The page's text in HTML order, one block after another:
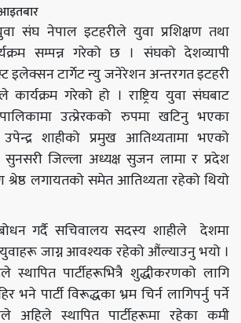
संघ नेपाल इटहरीले युवा प्रशिक्षण तथा
सम्पन्न गरेको छ । संघको देशव्यापी
इलेक्सन टार्गेट न्यु जनेरेशन अन्तरगत इटहरी
गरेको हो । राष्ट्रिय युवा संघबाट
उत्प्रेरकको रुपमा खटिनु भएका
शाहीको प्रमुख आतिथ्यतामा भएको
जिल्ला अध्यक्ष सुजन लामा र प्रदेश
लगायतको समेत आतिथ्यता रहेको थियो
गर्दै सचिवालय सदस्य शाहीले देशमा
जाग्न आवश्यक रहेको औंल्याउनु भयो ।
पार्टीहरूभित्रै शुद्धीकरणको लागि
भने पार्टी विरूद्धका भ्रम चिर्न लागिपर्नु पर्ने
अहिले स्थापित पार्टीहरूमा रहेका कमी